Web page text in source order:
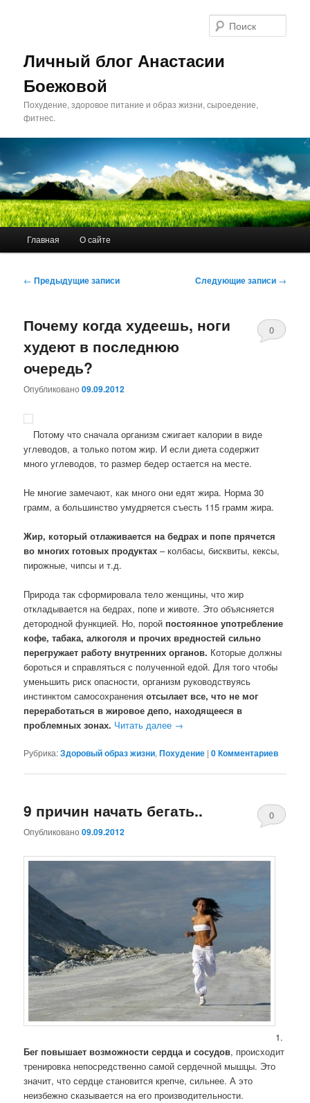
Личный блог Анастасии
Боежовой
Похудение, здоровое питание и образ жизни, сыроедение,
фитнес.
Перейти к основному содержимому
Перейти к дополнительному содержимому
Главная О сайте
Навигация по записям
← Предыдущие записи Следующие записи →
Почему когда худеешь, ноги
худеют в последнюю
очередь?
Опубликовано09.09.2012
0
Потому что сначала организм сжигает калории в виде
углеводов, а только потом жир. И если диета содержит
много углеводов, то размер бедер остается на месте.
Не многие замечают, как много они едят жира. Норма 30
грамм, а большинство умудряется съесть 115 грамм жира.
Жир, который отлаживается на бедрах и попе прячется
во многих готовых продуктах – колбасы, бисквиты, кексы,
пирожные, чипсы и т.д.
Природа так сформировала тело женщины, что жир
откладывается на бедрах, попе и животе. Это объясняется
детородной функцией. Но, порой постоянное употребление
кофе, табака, алкоголя и прочих вредностей сильно
перегружает работу внутренних органов. Которые должны
бороться и справляться с полученной едой. Для того чтобы
уменьшить риск опасности, организм руководствуясь
инстинктом самосохраненияотсылает все, что не мог
переработаться в жировое депо, находящееся в
проблемных зонах. Читать далее →
Рубрика:Здоровый образ жизни,Похудение |0 Комментариев
9 причин начать бегать..
Опубликовано09.09.2012
0
1.
Бег повышает возможности сердца и сосудов, происходит
тренировка непосредственно самой сердечной мышцы. Это
значит, что сердце становится крепче, сильнее. А это
неизбежно сказывается на его производительности.